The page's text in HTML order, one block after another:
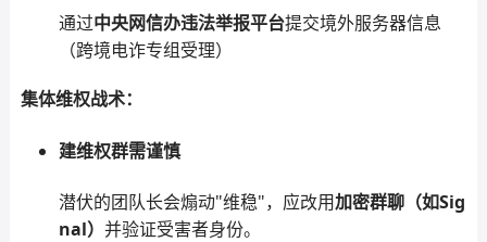
通过中央网信办违法举报平台提交境外服务器信息
（跨境电诈专组受理）
集体维权战术：
建维权群需谨慎
潜伏的团队长会煽动"维稳"，应改用加密群聊（如Sig
nal） 并验证受害者身份。